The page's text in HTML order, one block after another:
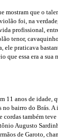
mostram que o
violão foi, na
profissional,
tenor,
ele praticava
que essa era a sua
11 anos de idade,
no bairro do Brás.
cordas também
Augusto
de Garoto,